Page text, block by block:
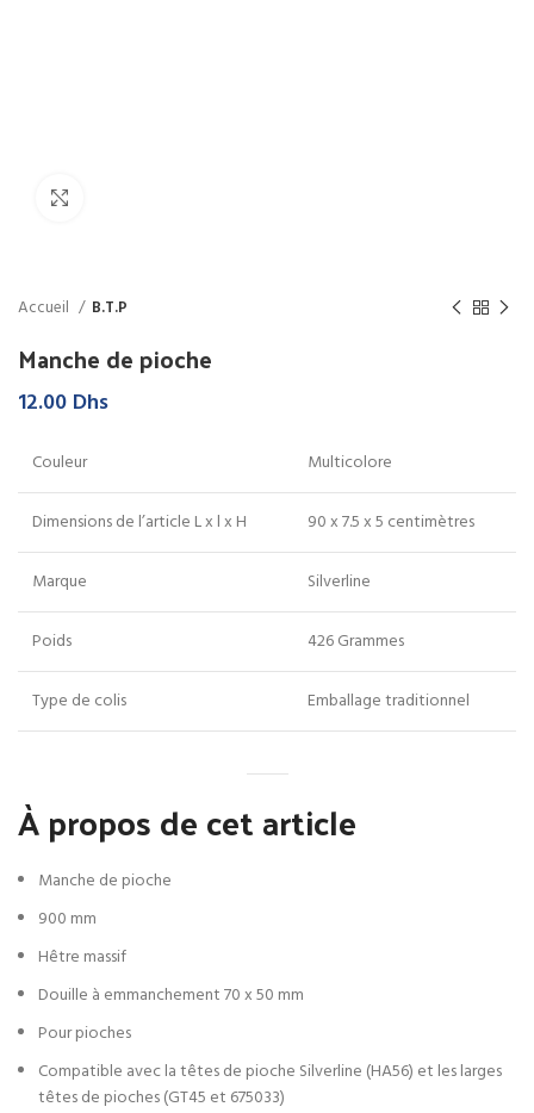
Accueil B.T.P
Manche de pioche
12.00 Dhs
Couleur Multicolore
Dimensions de l’article L x l x H 90 x 7.5 x 5 centimètres
Marque Silverline
Poids 426 Grammes
Type de colis Emballage traditionnel
À propos de cet article
Manche de pioche
900 mm
Hêtre massif
Douille à emmanchement 70 x 50 mm
Pour pioches
Compatible avec la têtes de pioche Silverline (HA56) et les larges
têtes de pioches (GT45 et 675033)